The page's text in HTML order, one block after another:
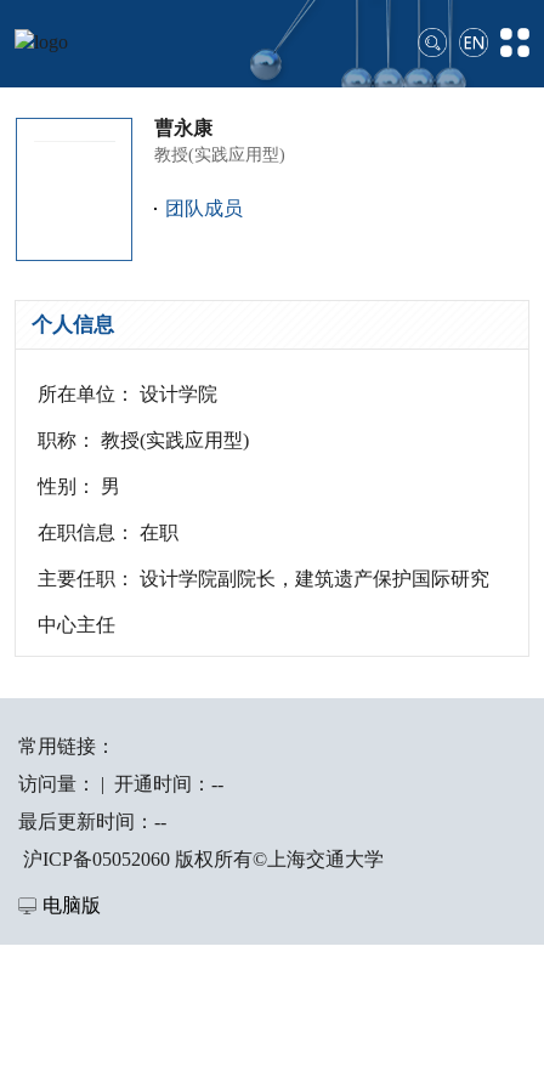
曹永康
教授(实践应用型)
团队成员
个人信息
所在单位： 设计学院
职称： 教授(实践应用型)
性别： 男
在职信息： 在职
主要任职： 设计学院副院长，建筑遗产保护国际研究
中心主任
常用链接：
访问量：
| 开通时间： --
最后更新时间： --
沪ICP备05052060 版权所有©上海交通大学
电脑版